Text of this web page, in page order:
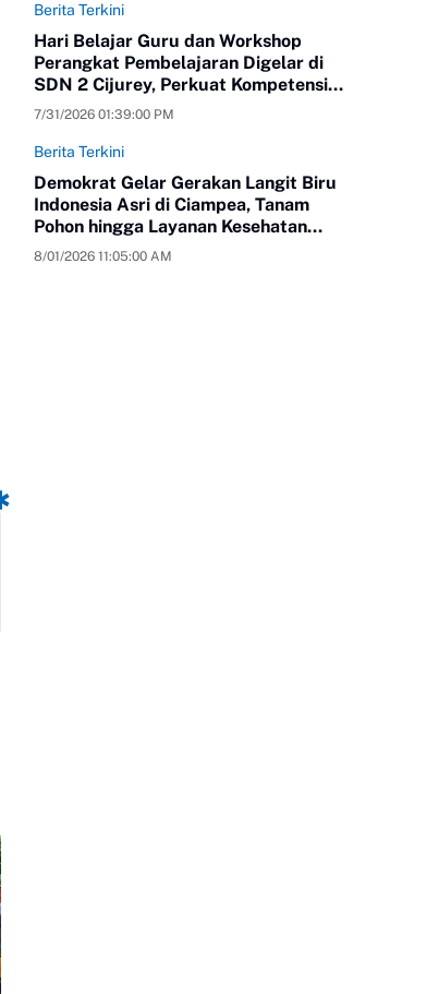
Berita Terkini
Hari Belajar Guru dan Workshop
Perangkat Pembelajaran Digelar di
SDN 2 Cijurey, Perkuat Kompetensi
Pendidik
7/31/2026 01:39:00 PM
Berita Terkini
Demokrat Gelar Gerakan Langit Biru
Indonesia Asri di Ciampea, Tanam
Pohon hingga Layanan Kesehatan
Gratis
8/01/2026 11:05:00 AM